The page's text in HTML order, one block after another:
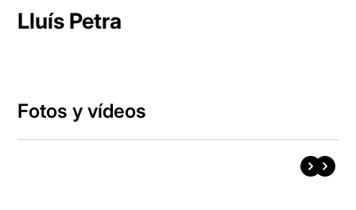
Lluís Petra
Fotos y vídeos